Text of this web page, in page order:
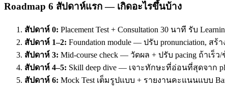
Roadmap 6 สัปดาห์แรก — เกิดอะไรขึ้นบ้าง
สัปดาห์ 0: Placement Test + Consultation 30 นาที รับ
สัปดาห์ 1–2: Foundation module — ปรับ pronunciation, สร้
สัปดาห์ 3: Mid-course check — วัดผล + ปรับ pacing ถ้าเร็ว/
สัปดาห์ 4–5: Skill deep dive — เจาะทักษะที่อ่อนที่สุดจาก
สัปดาห์ 6: Mock Test เต็มรูปแบบ + รายงานคะแนนแบบ